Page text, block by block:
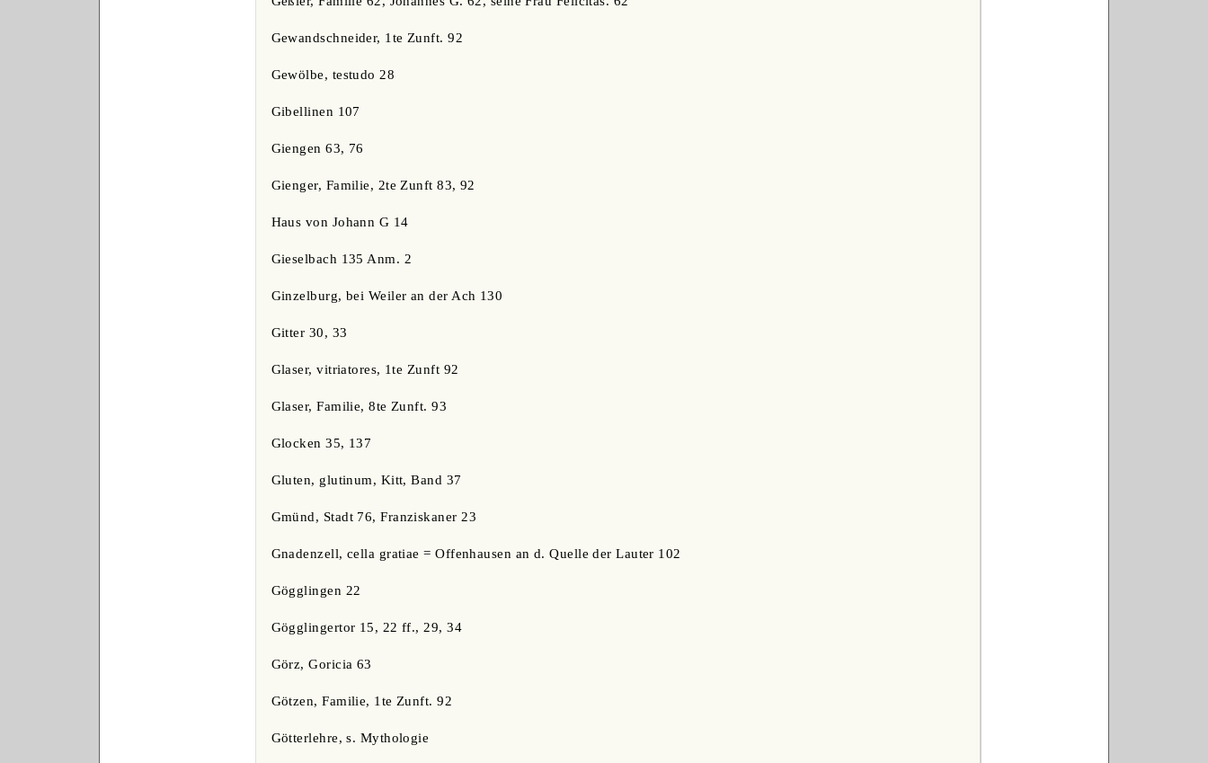
Gewandschneider, 1te Zunft. 92
Gewölbe, testudo 28
Gibellinen 107
Giengen 63, 76
Gienger, Familie, 2te Zunft 83, 92
Haus von Johann G 14
Gieselbach 135 Anm. 2
Ginzelburg, bei Weiler an der Ach 130
Gitter 30, 33
Glaser, vitriatores, 1te Zunft 92
Glaser, Familie, 8te Zunft. 93
Glocken 35, 137
Gluten, glutinum, Kitt, Band 37
Gmünd, Stadt 76, Franziskaner 23
Gnadenzell, cella gratiae = Offenhausen an d. Quelle der Lauter 102
Gögglingen 22
Gögglingertor 15, 22 ff., 29, 34
Görz, Goricia 63
Götzen, Familie, 1te Zunft. 92
Götterlehre, s. Mythologie